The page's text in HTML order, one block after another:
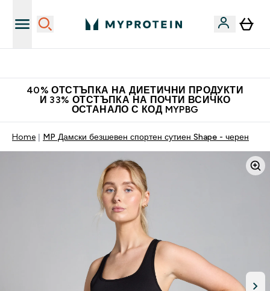
40% ОТСТЪПКА НА ДИЕТИЧНИ ПРОДУКТИ
И 33% ОТСТЪПКА НА ПОЧТИ ВСИЧКО
ОСТАНАЛО С КОД MYPBG
Home MP Дамски безшевен спортен сутиен Shape - черен